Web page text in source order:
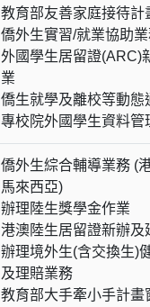
教育部友善家庭接待計
僑外生實習/就業協助業
外國學生居留證(ARC)
業
僑生就學及離校等動態
專校院外國學生資料管
僑外生綜合輔導業務 (
馬來西亞)
辦理陸生獎學金作業
港澳陸生居留證新辦及
辦理境外生(含交換生)
及理賠業務
教育部大手牽小手計畫